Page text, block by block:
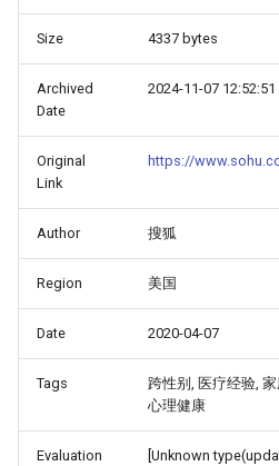
Size 4337 bytes
Archived
Date
2024-11-07 12:52:51
Original
Link
https://
Author 搜狐
Region 美国
Date 2020-04-07
Tags
跨性别, 医疗经验,
心理健康
Evaluation [Unknown